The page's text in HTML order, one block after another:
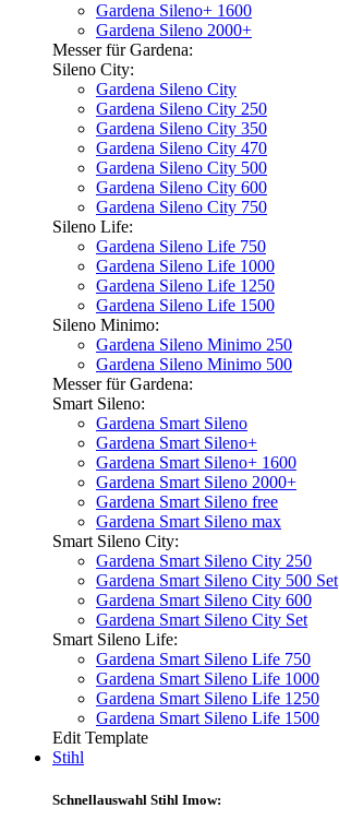
Gardena Sileno+ 1600
Gardena Sileno 2000+
Messer für Gardena:
Sileno City:
Gardena Sileno City
Gardena Sileno City 250
Gardena Sileno City 350
Gardena Sileno City 470
Gardena Sileno City 500
Gardena Sileno City 600
Gardena Sileno City 750
Sileno Life:
Gardena Sileno Life 750
Gardena Sileno Life 1000
Gardena Sileno Life 1250
Gardena Sileno Life 1500
Sileno Minimo:
Gardena Sileno Minimo 250
Gardena Sileno Minimo 500
Messer für Gardena:
Smart Sileno:
Gardena Smart Sileno
Gardena Smart Sileno+
Gardena Smart Sileno+ 1600
Gardena Smart Sileno 2000+
Gardena Smart Sileno free
Gardena Smart Sileno max
Smart Sileno City:
Gardena Smart Sileno City 250
Gardena Smart Sileno City 500 Set
Gardena Smart Sileno City 600
Gardena Smart Sileno City Set
Smart Sileno Life:
Gardena Smart Sileno Life 750
Gardena Smart Sileno Life 1000
Gardena Smart Sileno Life 1250
Gardena Smart Sileno Life 1500
Edit Template
Stihl
Schnellauswahl Stihl Imow: